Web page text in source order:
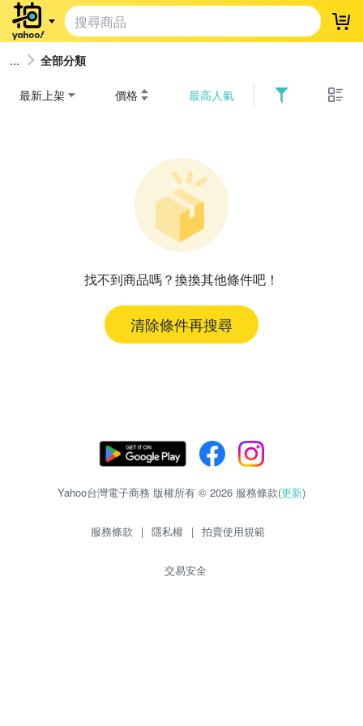
登
全部分類
最新上架 價格 最高人氣
找不到商品嗎？換換其他條件吧！
清除條件再搜尋
Yahoo台灣電子商務 版權所有 © 2026 服務條款(更新)
服務條款 | 隱私權 | 拍賣使用規範
交易安全